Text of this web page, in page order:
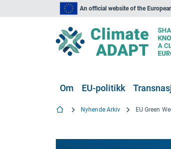
An official website of the
Om EU-politikk
Nyhende Arkiv